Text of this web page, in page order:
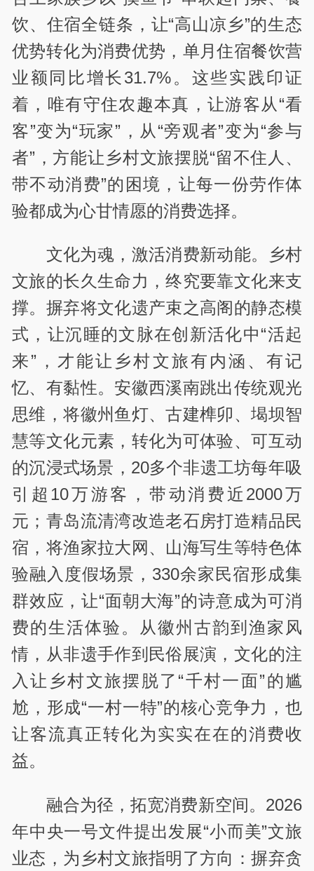
饮、住宿全链条，让“高山凉乡”的生态
优势转化为消费优势，单月住宿餐饮营
业额同比增长31.7%。这些实践印证
着，唯有守住农趣本真，让游客从“看
客”变为“玩家”，从“旁观者”变为“参与
者”，方能让乡村文旅摆脱“留不住人、
带不动消费”的困境，让每一份劳作体
验都成为心甘情愿的消费选择。
文化为魂，激活消费新动能。乡村
文旅的长久生命力，终究要靠文化来支
撑。摒弃将文化遗产束之高阁的静态模
式，让沉睡的文脉在创新活化中“活起
来”，才能让乡村文旅有内涵、有记
忆、有黏性。安徽西溪南跳出传统观光
思维，将徽州鱼灯、古建榫卯、堨坝智
慧等文化元素，转化为可体验、可互动
的沉浸式场景，20多个非遗工坊每年吸
引超10万游客，带动消费近2000万
元；青岛流清湾改造老石房打造精品民
宿，将渔家拉大网、山海写生等特色体
验融入度假场景，330余家民宿形成集
群效应，让“面朝大海”的诗意成为可消
费的生活体验。从徽州古韵到渔家风
情，从非遗手作到民俗展演，文化的注
入让乡村文旅摆脱了“千村一面”的尴
尬，形成“一村一特”的核心竞争力，也
让客流真正转化为实实在在的消费收
益。
融合为径，拓宽消费新空间。2026
年中央一号文件提出发展“小而美”文旅
业态，为乡村文旅指明了方向：摒弃贪